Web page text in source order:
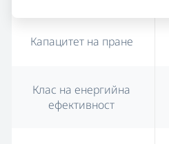
Капацитет на пране
Клас на енергийна
ефективност